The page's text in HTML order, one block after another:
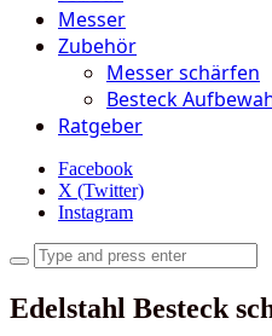
Messer
Zubehör
Messer schärfen
Besteck
Ratgeber
Facebook
X (Twitter)
Instagram
Edelstahl Besteck